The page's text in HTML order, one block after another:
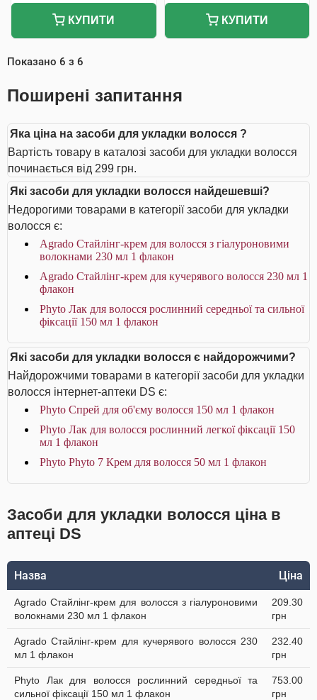
КУПИТИ КУПИТИ
Показано 6 з 6
Поширені запитання
Яка ціна на засоби для укладки волосся ?
Вартість товару в каталозі засоби для укладки волосся
починається від 299 грн.
Які засоби для укладки волосся найдешевші?
Недорогими товарами в категорії засоби для укладки
волосся є:
Agrado Стайлінг-крем для волосся з гіалуроновими
волокнами 230 мл 1 флакон
Agrado Стайлінг-крем для кучерявого волосся 230 мл 1
флакон
Phyto Лак для волосся рослинний середньої та сильної
фіксації 150 мл 1 флакон
Які засоби для укладки волосся є найдорожчими?
Найдорожчими товарами в категорії засоби для укладки
волосся інтернет-аптеки DS є:
Phyto Спрей для об'єму волосся 150 мл 1 флакон
Phyto Лак для волосся рослинний легкої фіксації 150
мл 1 флакон
Phyto Phyto 7 Крем для волосся 50 мл 1 флакон
Засоби для укладки волосся ціна в
аптеці DS
Назва Ціна
Agrado Стайлінг-крем для волосся з гіалуроновими
волокнами 230 мл 1 флакон
209.30
грн
Agrado Стайлінг-крем для кучерявого волосся 230
мл 1 флакон
232.40
грн
Phyto Лак для волосся рослинний середньої та
сильної фіксації 150 мл 1 флакон
753.00
грн